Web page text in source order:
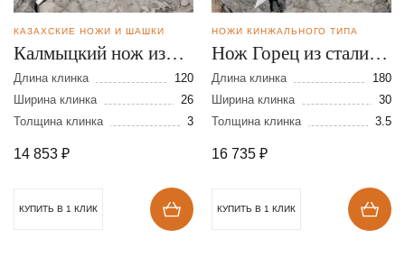
КАЗАХСКИЕ НОЖИ И ШАШКИ
Калмыцкий нож из
стали 95Х18
Длина клинка
120
Ширина клинка
26
Толщина клинка
3
14 853 ₽
КУПИТЬ В 1 КЛИК
НОЖИ КИНЖАЛЬНОГО ТИПА
Нож Горец из стали
Bohler К340
Длина клинка
180
Ширина клинка
30
Толщина клинка
3.5
16 735 ₽
КУПИТЬ В 1 КЛИК